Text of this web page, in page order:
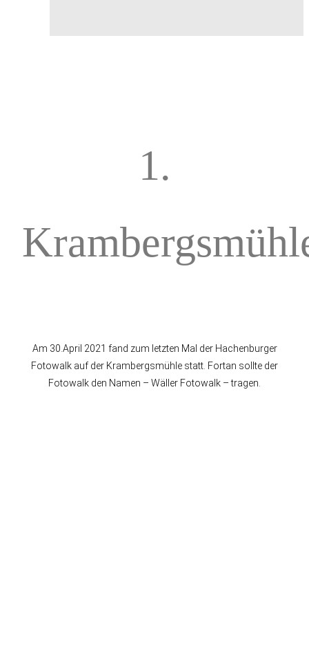
1.
Am 30.April 2021 fand zum letzten Mal der Hachenburger
Fotowalk auf der Krambergsmühle statt. Fortan sollte der
Fotowalk den Namen – Wäller Fotowalk – tragen.